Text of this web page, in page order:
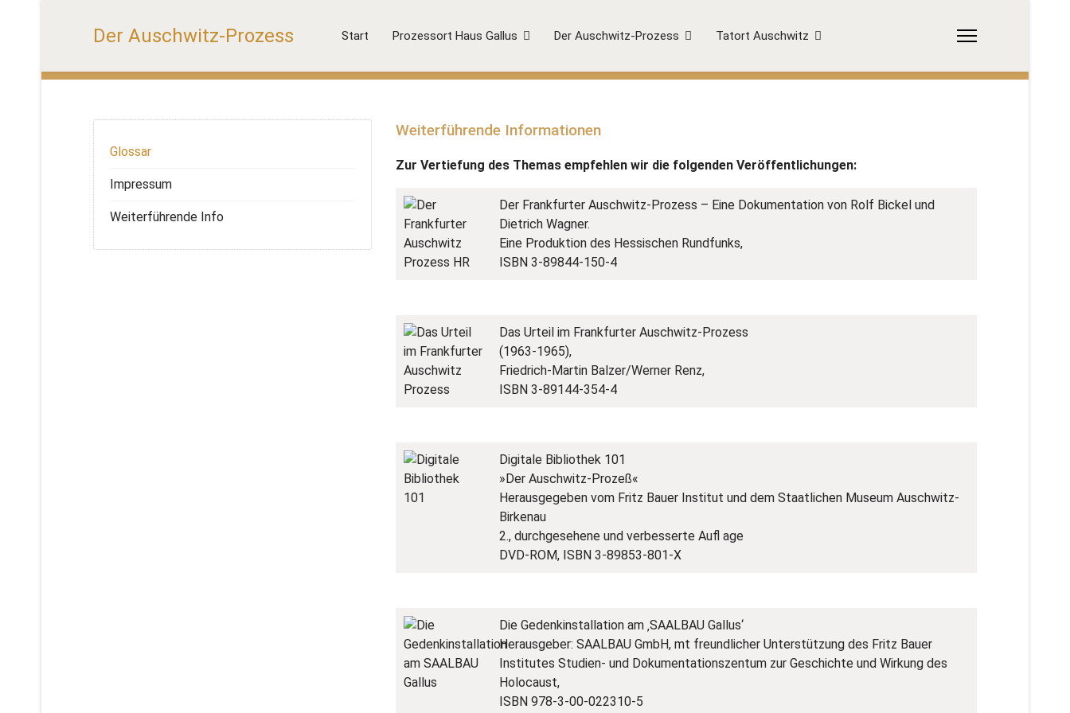
Der Auschwitz-Prozess Start Prozessort Haus Gallus Der Auschwitz-Prozess Tatort Auschwitz
Glossar
Impressum
Weiterführende Info
Weiterführende Informationen
Zur Vertiefung des Themas empfehlen wir die folgenden Veröffentlichungen:
Der Frankfurter Auschwitz-Prozess – Eine Dokumentation von Rolf Bickel und
Dietrich Wagner.
Eine Produktion des Hessischen Rundfunks,
ISBN 3-89844-150-4
Das Urteil im Frankfurter Auschwitz-Prozess
(1963-1965),
Friedrich-Martin Balzer/Werner Renz,
ISBN 3-89144-354-4
Digitale Bibliothek 101
»Der Auschwitz-Prozeß«
Herausgegeben vom Fritz Bauer Institut und dem Staatlichen Museum Auschwitz-
Birkenau
2., durchgesehene und verbesserte Aufl age
DVD-ROM, ISBN 3-89853-801-X
Die Gedenkinstallation am ‚SAALBAU Gallus‘
Herausgeber: SAALBAU GmbH, mt freundlicher Unterstützung des Fritz Bauer
Institutes Studien- und Dokumentationszentum zur Geschichte und Wirkung des
Holocaust,
ISBN 978-3-00-022310-5